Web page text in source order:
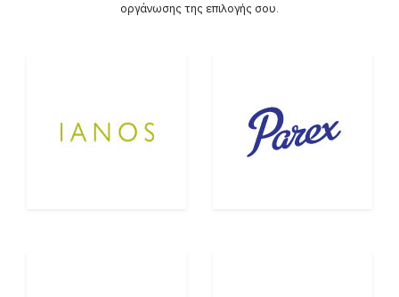
οργάνωσης της επιλογής σου.